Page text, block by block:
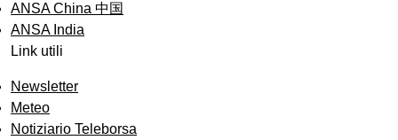
ANSA China 中国
ANSA India
Link utili
Newsletter
Meteo
Notiziario Teleborsa